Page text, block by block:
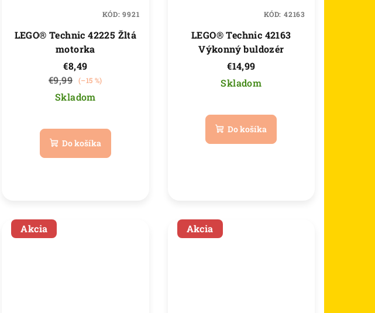
LEGO® Technic 42225 Žltá
motorka
€8,49
€9,99
(–15 %)
Skladom
hodnotenie
produktu
je
Do košíka
KÓD:9921
LEGO® Technic 42163
Výkonný buldozér
€14,99
Skladom
hodnotenie
produktu
je
Do košíka
KÓD: 42163
Akcia Akcia